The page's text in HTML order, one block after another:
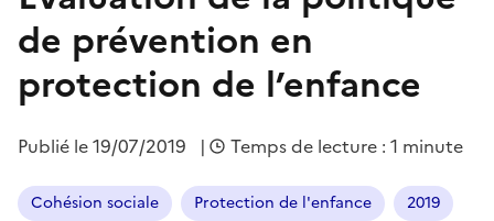
de prévention en
protection de l’enfance
Publié le19/07/2019 | Temps de lecture : 1 minute
Cohésion sociale Protection de l'enfance 2019